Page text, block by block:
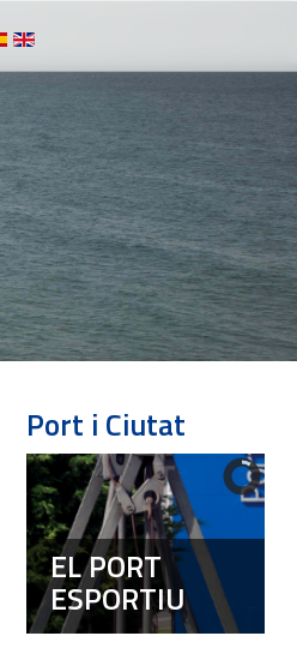
Port i Ciutat
EL PORT
ESPORTIU